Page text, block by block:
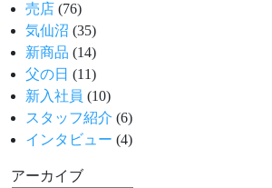
売店 (76)
気仙沼 (35)
新商品 (14)
父の日 (11)
新入社員 (10)
スタッフ紹介 (6)
インタビュー (4)
アーカイブ